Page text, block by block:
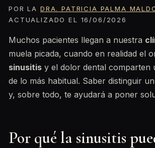
POR LA DRA. PATRICIA PALMA
ACTUALIZADO EL 16/06/2026
Muchos pacientes llegan a nuestra
muela picada, cuando en realidad el
sinusitis y el dolor dental comparten
de lo más habitual. Saber distinguir
y, sobre todo, te ayudará a poner
Por qué la sinusitis